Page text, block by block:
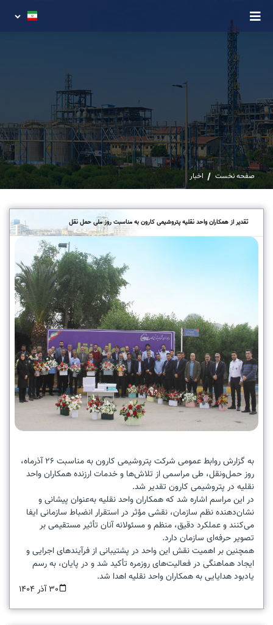
صفحه نخست اخبار
تقدیر از همکاران واحد نقلیه پتروشیمی کارون به مناسبت روز ملی حمل نقل
به گزارش روابط عمومی شرکت پتروشیمی کارون به مناسبت ۲۶ آذرماه،
روز حمل‌ونقل، طی مراسمی از تلاش‌ها و خدمات ارزنده همکاران واحد
نقلیه در پتروشیمی کارون تقدیر شد.‌
‌‌در این مراسم اشاره شد که همکاران واحد نقلیه به‌عنوان پیشانی و
نشان‌دهنده نظم سازمان، نقشی مؤثر در استقرار انضباط سازمانی ایفا
می‌کنند و عملکرد دقیق، منظم و مسئولانه آنان تأثیر مستقیمی بر
تصویر حرفه‌ای سازمان دارد.‌
‌‌همچنین بر اهمیت نقش این واحد در پشتیبانی از فرآیندهای اجرایی و
ایجاد هماهنگی در فعالیت‌های روزمره تأکید شد و در پایان، به رسم
یادبود هدایایی به همکاران واحد نقلیه اهدا شد.
30 آذر 1404